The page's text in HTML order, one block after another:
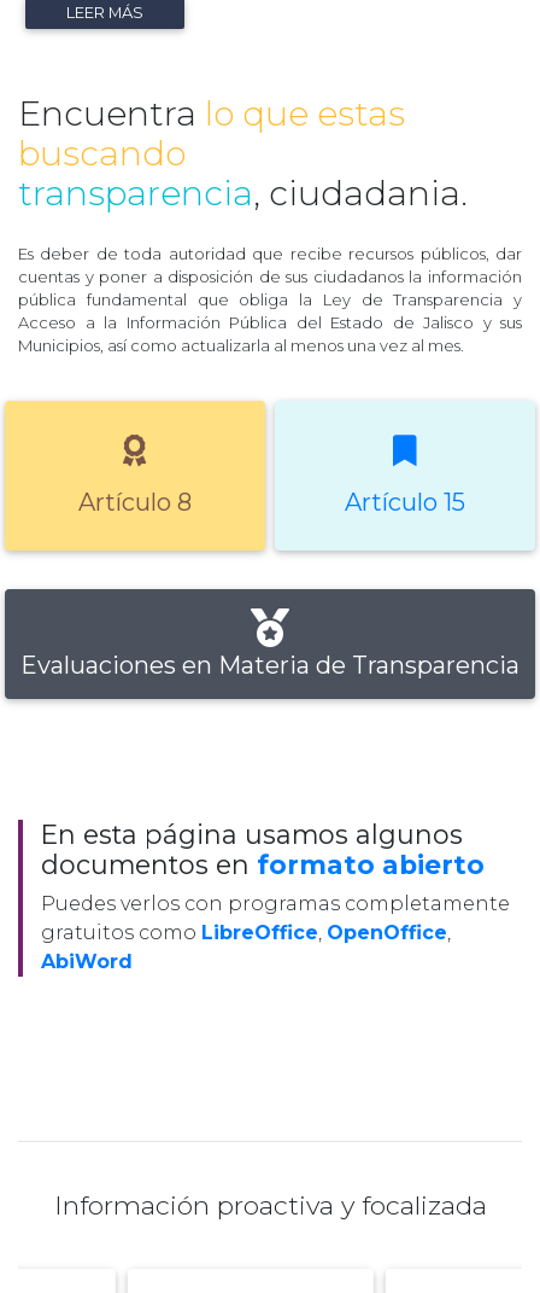
LEER MÁS
Encuentra lo que estas
buscando
transparencia, ciudadania.
Es deber de toda autoridad que recibe recursos públicos, dar
cuentas y poner a disposición de sus ciudadanos la información
pública fundamental que obliga la Ley de Transparencia y
Acceso a la Información Pública del Estado de Jalisco y sus
Municipios, así como actualizarla al menos una vez al mes.
Artículo 8 Artículo 15
Evaluaciones en Materia de Transparencia
En esta página usamos algunos
documentos en formato abierto
Puedes verlos con programas completamente
gratuitos como LibreOffice, OpenOffice,
AbiWord
Información proactiva y focalizada